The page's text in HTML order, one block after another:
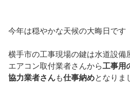
今年は穏やかな天候の大晦日です
横手市の工事現場の鍵は水道設備
エアコン取付業者さんから工事用
協力業者さんも仕事納めとなりま